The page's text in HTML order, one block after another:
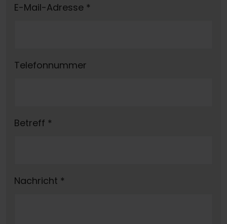
E-Mail-Adresse *
Telefonnummer
Betreff *
Nachricht *